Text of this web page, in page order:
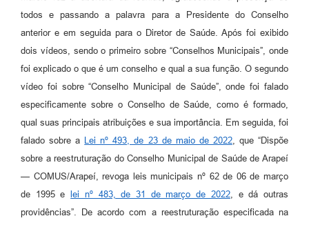
todos e passando a palavra para a Presidente do Conselho
anterior e em seguida para o Diretor de Saúde. Após foi exibido
dois vídeos, sendo o primeiro sobre “Conselhos Municipais”, onde
foi explicado o que é um conselho e qual a sua função. O segundo
vídeo foi sobre “Conselho Municipal de Saúde”, onde foi falado
especificamente sobre o Conselho de Saúde, como é formado,
qual suas principais atribuições e sua importância. Em seguida, foi
falado sobre a Lei nº 493, de 23 de maio de 2022, que “Dispõe
sobre a reestruturação do Conselho Municipal de Saúde de Arapeí
— COMUS/Arapeí, revoga leis municipais nº 62 de 06 de março
de 1995 e
lei nº 483, de 31 de março de 2022, e dá outras
providências”. De acordo com a reestruturação especificada na